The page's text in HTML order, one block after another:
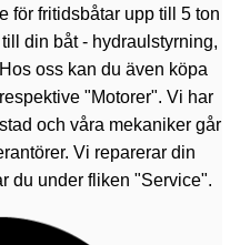
för fritidsbåtar upp till 5 ton
din båt - hydraulstyrning,
oss kan du även köpa
"Motorer". Vi har
och våra mekaniker går
Vi reparerar din
du under fliken "Service".